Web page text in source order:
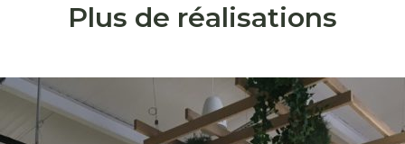
Plus de réalisations